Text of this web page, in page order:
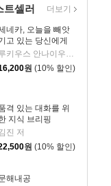
트셀러
네카, 오늘을 빼앗
고 있는 당신에게
루키우스 안나이우스 세네카 저/하와이 대저택 편역
원 (10% 할인)
격 있는 대화를 위
지식 브리핑
진 저
원 (10% 할인)
해내공
더보기